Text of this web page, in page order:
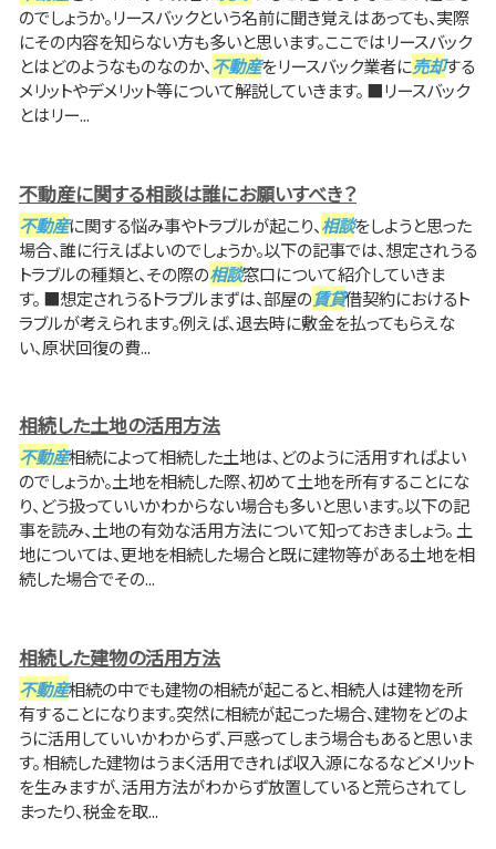
のでしょうか。リースバックという名前に聞き覚えはあっても、実際
にその内容を知らない方も多いと思います。ここではリースバック
とはどのようなものなのか、不動産をリースバック業者に売却する
メリットやデメリット等について解説していきます。 ■リースバック
とはリー...
不動産に関する相談は誰にお願いすべき？
不動産に関する悩み事やトラブルが起こり、相談をしようと思った
場合、誰に行えばよいのでしょうか。以下の記事では、想定されうる
トラブルの種類と、その際の相談窓口について紹介していきま
す。 ■想定されうるトラブルまずは、部屋の賃貸借契約におけるト
ラブルが考えられます。例えば、退去時に敷金を払ってもらえな
い、原状回復の費...
相続した土地の活用方法
不動産相続によって相続した土地は、どのように活用すればよい
のでしょうか。土地を相続した際、初めて土地を所有することにな
り、どう扱っていいかわからない場合も多いと思います。以下の記
事を読み、土地の有効な活用方法について知っておきましょう。 土
地については、更地を相続した場合と既に建物等がある土地を相
続した場合でその...
相続した建物の活用方法
不動産相続の中でも建物の相続が起こると、相続人は建物を所
有することになります。突然に相続が起こった場合、建物をどのよ
うに活用していいかわからず、戸惑ってしまう場合もあると思いま
す。 相続した建物はうまく活用できれば収入源になるなどメリット
を生みますが、活用方法がわからず放置していると荒らされてし
まったり、税金を取...